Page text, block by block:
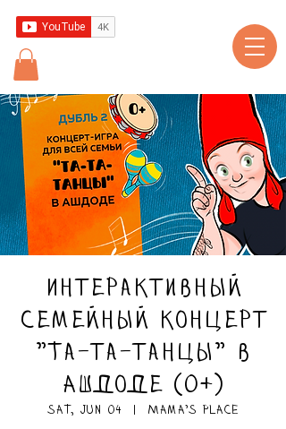
Интерактивный
семейный концерт
"Та-та-танцы" в
Ашдоде (0+)
Sat, Jun 04 Mama's place